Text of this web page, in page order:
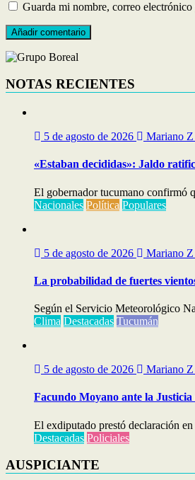
Guarda mi nombre, correo
NOTAS RECIENTES
5 de agosto de 2026 Mariano Z
«Estaban decididas»: Jaldo
El gobernador tucumano confirmó
Nacionales Política Populares
5 de agosto de 2026 Mariano Z
La probabilidad de fuertes
Según el Servicio Meteorológico
Clima Destacadas Tucumán
5 de agosto de 2026 Mariano Z
Facundo Moyano ante la
El exdiputado prestó declaración
Destacadas Policiales
AUSPICIANTE